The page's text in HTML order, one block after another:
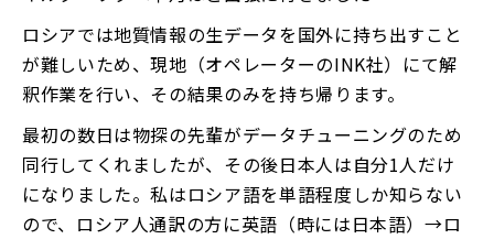
ロシアでは地質情報の生データを国外に持ち出すこと
が難しいため、現地（オペレーターのINK社）にて解
釈作業を行い、その結果のみを持ち帰ります。
最初の数日は物探の先輩がデータチューニングのため
同行してくれましたが、その後日本人は自分1人だけ
になりました。私はロシア語を単語程度しか知らない
ので、ロシア人通訳の方に英語（時には日本語）→ロ